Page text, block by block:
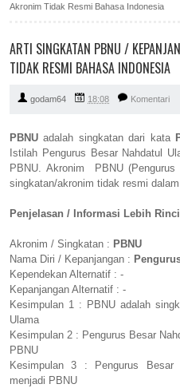
Akronim Tidak Resmi Bahasa Indonesia
ARTI SINGKATAN PBNU /
TIDAK RESMI BAHASA INDONESIA
godam64 18:08 Komentari
PBNU adalah singkatan dari kata
Istilah Pengurus Besar Nahdatul
PBNU. Akronim PBNU (Pengurus
singkatan/akronim tidak resmi
Penjelasan / Informasi Lebih
Akronim / Singkatan : PBNU
Nama Diri / Kepanjangan :
Kependekan Alternatif : -
Kepanjangan Alternatif : -
Kesimpulan 1 : PBNU adalah
Ulama
Kesimpulan 2 : Pengurus Besar
PBNU
Kesimpulan 3 : Pengurus Besar
menjadi PBNU